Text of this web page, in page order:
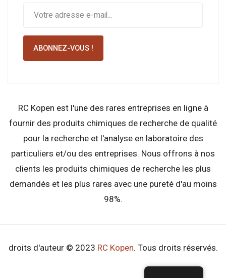
ABONNEZ-VOUS !
RC Kopen est l'une des rares entreprises en ligne à
fournir des produits chimiques de recherche de qualité
pour la recherche et l'analyse en laboratoire des
particuliers et/ou des entreprises. Nous offrons à nos
clients les produits chimiques de recherche les plus
demandés et les plus rares avec une pureté d'au moins
98%.
droits d'auteur © 2023 RC Kopen. Tous droits réservés.